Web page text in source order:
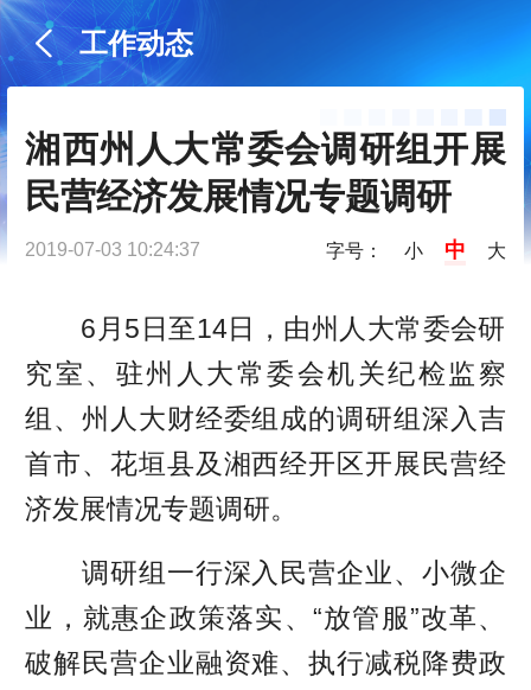
工作动态
湘西州人大常委会调研组开展
民营经济发展情况专题调研
2019-07-03 10:24:37 字号： 小 中 大
6月5日至14日，由州人大常委会研
究室、驻州人大常委会机关纪检监察
组、州人大财经委组成的调研组深入吉
首市、花垣县及湘西经开区开展民营经
济发展情况专题调研。
调研组一行深入民营企业、小微企
业，就惠企政策落实、“放管服”改革、
破解民营企业融资难、执行减税降费政